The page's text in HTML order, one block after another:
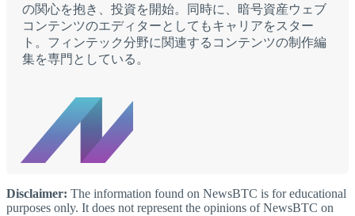
の関心を抱き、投資を開始。同時に、暗号資産ウェブ
コンテンツのエディターとしてもキャリアをスター
ト。フィンテック分野に関連するコンテンツの制作編
集を専門としている。
Disclaimer: The information found on NewsBTC is for educational
purposes only. It does not represent the opinions of NewsBTC on